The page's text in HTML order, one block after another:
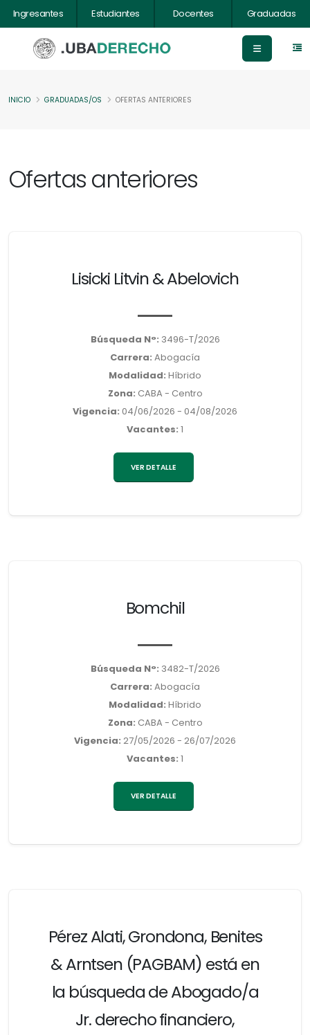
Ingresantes Estudiantes Docentes Graduadas
INICIO GRADUADAS/OS OFERTAS ANTERIORES
Ofertas anteriores
Lisicki Litvin & Abelovich
Búsqueda N°: 3496-T/2026
Carrera: Abogacía
Modalidad: Híbrido
Zona: CABA - Centro
Vigencia: 04/06/2026 - 04/08/2026
Vacantes: 1
VER DETALLE
Bomchil
Búsqueda N°: 3482-T/2026
Carrera: Abogacía
Modalidad: Híbrido
Zona: CABA - Centro
Vigencia: 27/05/2026 - 26/07/2026
Vacantes: 1
VER DETALLE
Pérez Alati, Grondona, Benites
& Arntsen (PAGBAM) está en
la búsqueda de Abogado/a
Jr. derecho financiero,